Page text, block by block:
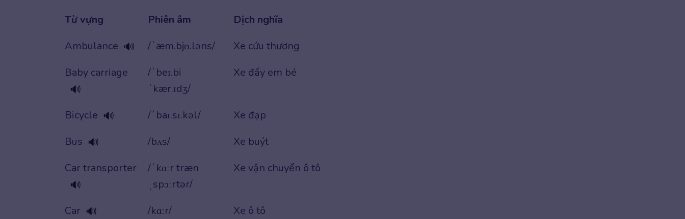
Từ vựng Phiên âm
Dịch nghĩa
Ambulance 🔊 /ˈæm.bjʊ.ləns/
Xe cứu thương
Baby carriage
🔊
/ˈbeɪ.bi
ˈkær.ɪdʒ/
Xe đẩy em bé
Bicycle 🔊 /ˈbaɪ.sɪ.kəl/
Xe đạp
Bus 🔊 /bʌs/
Xe buýt
Car transporter
🔊
/ˈkɑːr træn
ˌspɔːrtər/
Xe vận chuyển ô tô
Car 🔊 /kɑːr/
Xe ô tô